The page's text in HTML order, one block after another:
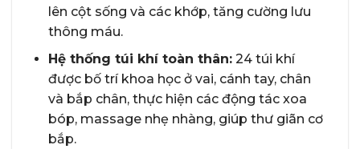
lên cột sống và các khớp, tăng cường lưu
thông máu.
Hệ thống túi khí toàn thân:24 túi khí
được bố trí khoa học ở vai, cánh tay, chân
và bắp chân, thực hiện các động tác xoa
bóp, massage nhẹ nhàng, giúp thư giãn cơ
bắp.